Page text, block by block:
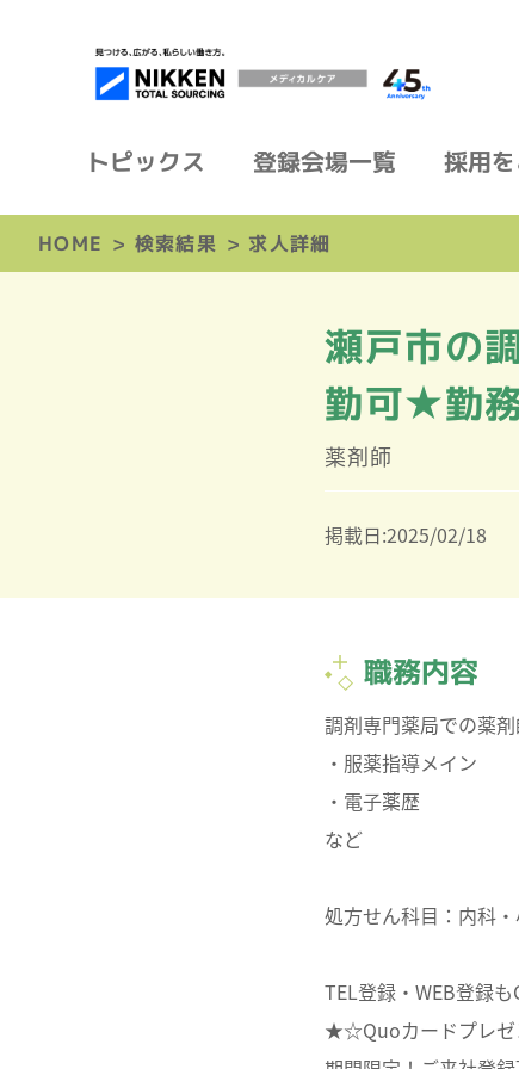
トピックス 登録会場一覧 採用
HOME > 検索結果 > 求人詳細
瀬戸市の
勤可★勤
薬剤師
掲載日:2025/02/18
職務内容
調剤専門薬局での薬
・服薬指導メイン
・電子薬歴
など
処方せん科目：内科
TEL登録・WEB登録も
★☆Quoカードプレ